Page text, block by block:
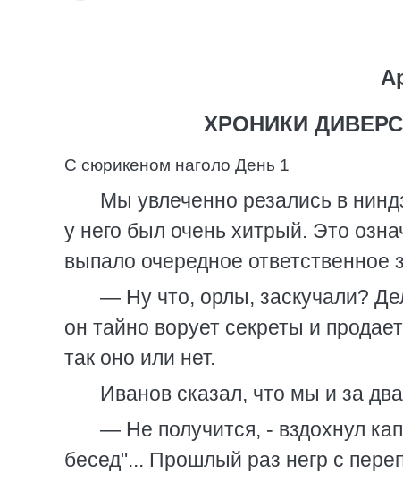
ХРОНИКИ
С сюрикеном наголо День 1
Мы увлеченно резались в
у него был очень хитрый. Это
выпало очередное ответственное
— Ну что, орлы, заскучали?
он тайно ворует секреты и
так оно или нет.
Иванов сказал, что мы и за
— Не получится, - вздохнул
бесед"... Прошлый раз негр с